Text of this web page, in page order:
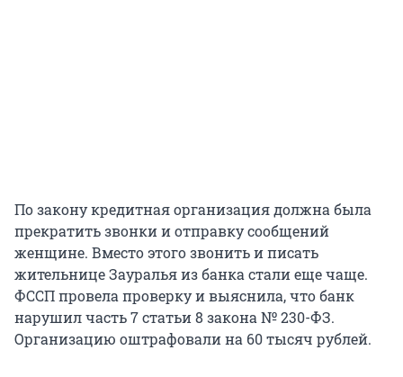
По закону кредитная организация должна была
прекратить звонки и отправку сообщений
женщине. Вместо этого звонить и писать
жительнице Зауралья из банка стали еще чаще.
ФССП провела проверку и выяснила, что банк
нарушил часть 7 статьи 8 закона № 230-ФЗ.
Организацию оштрафовали на 60 тысяч рублей.